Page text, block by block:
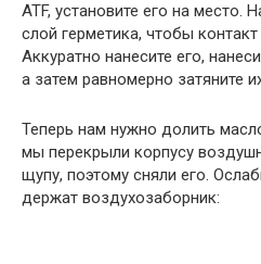
ATF, установите его на место.
слой герметика, чтобы
Аккуратно нанесите его,
а затем равномерно затяните
Теперь нам нужно долить
мы перекрыли корпусу
щупу, поэтому сняли его.
держат воздухозаборник: